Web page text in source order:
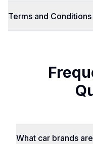
Terms and Conditions
What car brands